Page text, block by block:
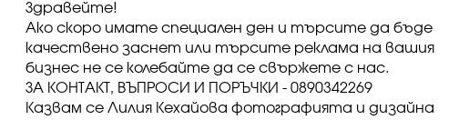
Здравейте!
Ако скоро имате специален ден и търсите да бъде
качествено заснет или търсите реклама на вашия
бизнес не се колебайте да се свържете с нас.
ЗА КОНТАКТ, ВЪПРОСИ И ПОРЪЧКИ - 0890342269
Казвам се Лилия Кехайова фотографията и дизайна